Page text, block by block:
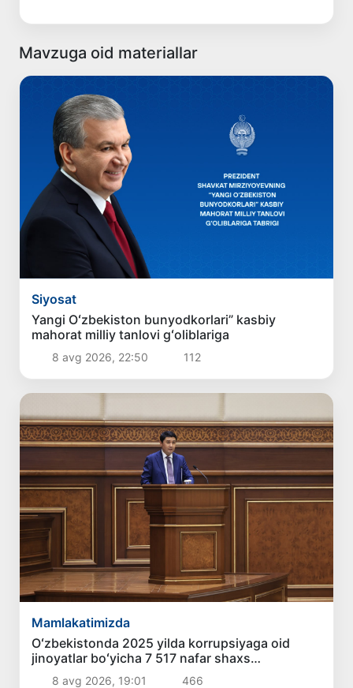
Mavzuga oid materiallar
Siyosat
Yangi Oʻzbekiston bunyodkorlari” kasbiy
mahorat milliy tanlovi gʻoliblariga
8 avg 2026, 22:50 112
Mamlakatimizda
Oʻzbekistonda 2025 yilda korrupsiyaga oid
jinoyatlar boʻyicha 7 517 nafar shaxs
javobgarlikka tortilgan
8 avg 2026, 19:01 466